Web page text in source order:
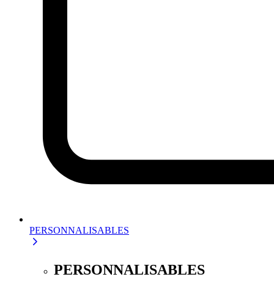
PERSONNALISABLES
PERSONNALISABLES